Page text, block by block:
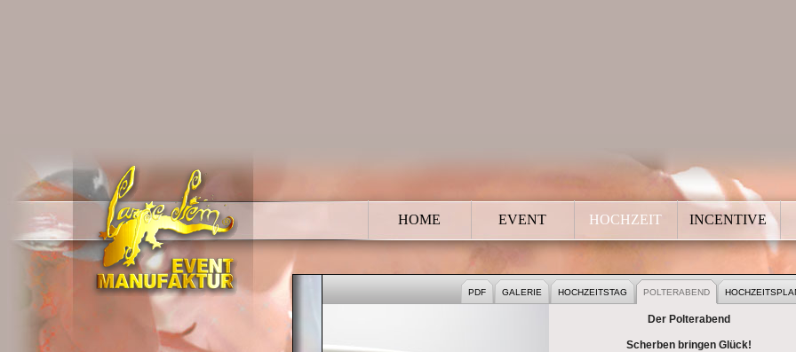
HOME EVENT HOCHZEIT
POLTERABEND
HOCHZEITSTAG
GALERIE
PDF
INCENTIVE
Der Polterabend
Scherben bringen Glück!